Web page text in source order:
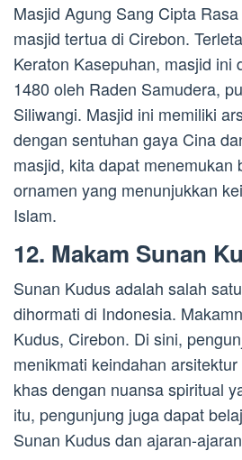
Masjid Agung Sang Cipta
masjid tertua di Cirebon.
Keraton Kasepuhan, masjid ini
1480 oleh Raden Samudera,
Siliwangi. Masjid ini memiliki
dengan sentuhan gaya Cina
masjid, kita dapat menemukan
ornamen yang menunjukkan
Islam.
12. Makam Sunan
Sunan Kudus adalah salah
dihormati di Indonesia.
Kudus, Cirebon. Di sini,
menikmati keindahan
khas dengan nuansa spiritual
itu, pengunjung juga dapat
Sunan Kudus dan ajaran-